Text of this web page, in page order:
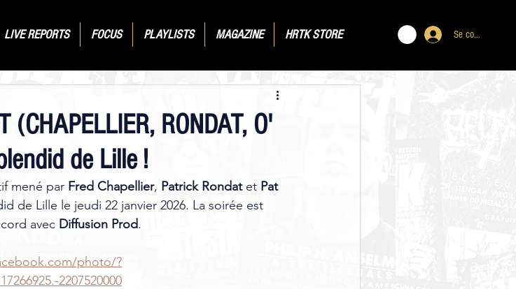
Se connecter
LIVE REPORTS FOCUS PLAYLISTS MAGAZINE HRTK STORE
(CHAPELLIER, RONDAT, O'
de Lille !
mené par Fred Chapellier, Patrick Rondat et Pat
de Lille le jeudi 22 janvier 2026. La soirée est
avec Diffusion Prod.
photo/?
2207520000